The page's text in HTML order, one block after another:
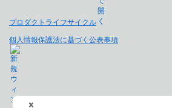
プロダクトライフサイクル
個人情報保護法に基づく公表事項